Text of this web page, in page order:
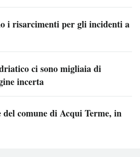
i risarcimenti per gli incidenti a
ci sono migliaia di
incerta
del comune di Acqui Terme, in